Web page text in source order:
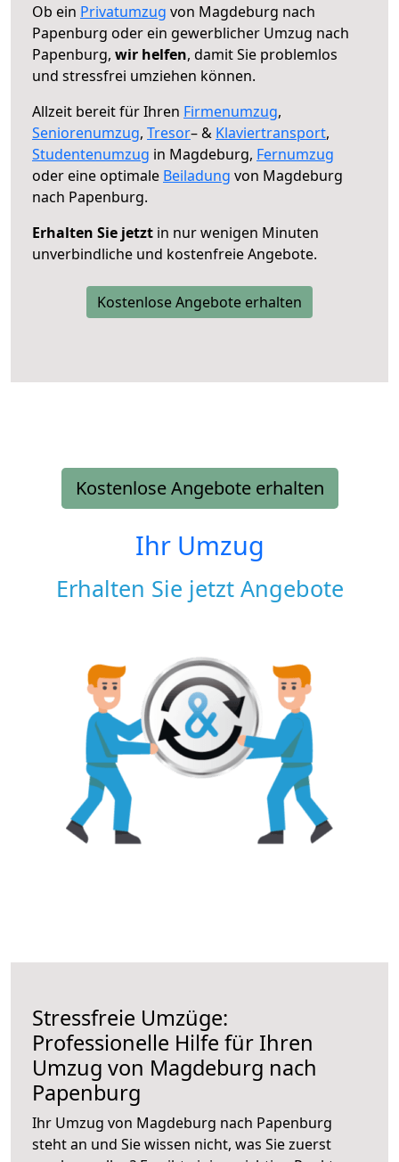
Ob ein Privatumzug von Magdeburg nach
Papenburg oder ein gewerblicher Umzug nach
Papenburg, wir helfen, damit Sie problemlos
und stressfrei umziehen können.
Allzeit bereit für Ihren Firmenumzug,
Seniorenumzug, Tresor– & Klaviertransport,
Studentenumzug in Magdeburg, Fernumzug
oder eine optimale Beiladung von Magdeburg
nach Papenburg.
Erhalten Sie jetzt in nur wenigen Minuten
unverbindliche und kostenfreie Angebote.
Kostenlose Angebote erhalten
Kostenlose Angebote erhalten
Ihr Umzug
Erhalten Sie jetzt Angebote
Stressfreie Umzüge:
Professionelle Hilfe für Ihren
Umzug von Magdeburg nach
Papenburg
Ihr Umzug von Magdeburg nach Papenburg
steht an und Sie wissen nicht, was Sie zuerst